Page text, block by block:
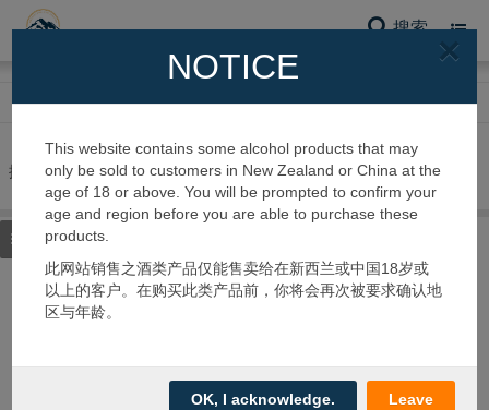
搜索
网站首页 护肤系列 牙膏
筛选类别
搜到 0 个产品
×
NOTICE
This website contains some alcohol products that may
only be sold to customers in New Zealand or China at the
age of 18 or above. You will be prompted to confirm your
age and region before you are able to purchase these
products.
此网站销售之酒类产品仅能售卖给在新西兰或中国18岁或
以上的客户。在购买此类产品前，你将会再次被要求确认地
区与年龄。
OK, I acknowledge. Leave